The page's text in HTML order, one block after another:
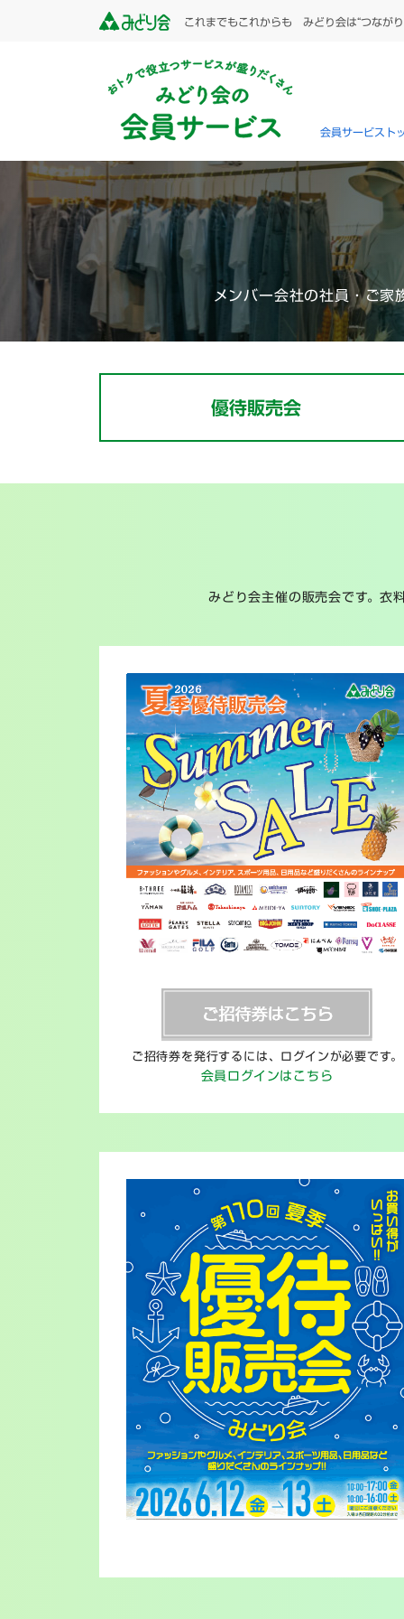
これまでもこれからも みどり会は“つながり
会員サービスト
メンバー会社の社員・ご家
優待販売会
みどり会主催の販売会です。衣
ご招待券を発行するには、ログインが必要です。
会員ログインはこちら